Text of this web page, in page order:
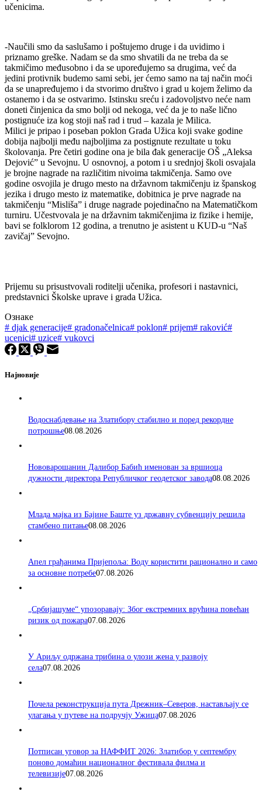
učenicima.
-Naučili smo da saslušamo i poštujemo druge i da uvidimo i
priznamo greške. Nadam se da smo shvatili da ne treba da se
takmičimo međusobno i da se upoređujemo sa drugima, već da
jedini protivnik budemo sami sebi, jer ćemo samo na taj način moći
da se unapređujemo i da stvorimo društvo i grad u kojem želimo da
ostanemo i da se ostvarimo. Istinsku sreću i zadovoljstvo neće nam
doneti činjenica da smo bolji od nekoga, već da je to naše lično
postignuće iza kog stoji naš rad i trud – kazala je Milica.
Milici je pripao i poseban poklon Grada Užica koji svake godine
dobija najbolji među najboljima za postignute rezultate u toku
školovanja. Pre četiri godine ona je bila đak generacije OŠ „Aleksa
Dejović” u Sevojnu. U osnovnoj, a potom i u srednjoj školi osvajala
je brojne nagrade na različitim nivoima takmičenja. Samo ove
godine osvojila je drugo mesto na državnom takmičenju iz španskog
jezika i drugo mesto iz matematike, dobitnica je prve nagrade na
takmičenju “Misliša” i druge nagrade pojedinačno na Matematičkom
turniru. Učestvovala je na državnim takmičenjima iz fizike i hemije,
bavi se folklorom 12 godina, a trenutno je asistent u KUD-u “Naš
zavičaj” Sevojno.
Prijemu su prisustvovali roditelji učenika, profesori i nastavnici,
predstavnici Školske uprave i grada Užica.
Ознаке
# djak generacije# gradonačelnica# poklon# prijem# raković#
ucenici# uzice# vukovci
Најновије
Водоснабдевање на Златибору стабилно и поред рекордне
потрошње08.08.2026
Нововарошанин Далибор Бабић именован за вршиоца
дужности директора Републичког геодетског завода08.08.2026
Млада мајка из Бајине Баште уз државну субвенцију решила
стамбено питање08.08.2026
Апел грађанима Пријепоља: Воду користити рационално и само
за основне потребе07.08.2026
„Србијашуме“ упозоравају: Због екстремних врућина повећан
ризик од пожара07.08.2026
У Ариљу одржана трибина о улози жена у развоју
села07.08.2026
Почела реконструкција пута Дрежник–Северов, настављају се
улагања у путеве на подручју Ужица07.08.2026
Потписан уговор за НАФФИТ 2026: Златибор у септембру
поново домаћин националног фестивала филма и
телевизије07.08.2026